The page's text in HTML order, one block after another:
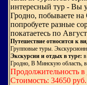
интересный тур - Вы
Гродно, побываете на
попробуете разные
покатаетесь по
Путешествие относится к
Групповые туры.
Экскурсии и отдых в туре:
Гродно, В Минскую область, в
Продолжительность в
Стоимость: 34650 руб.